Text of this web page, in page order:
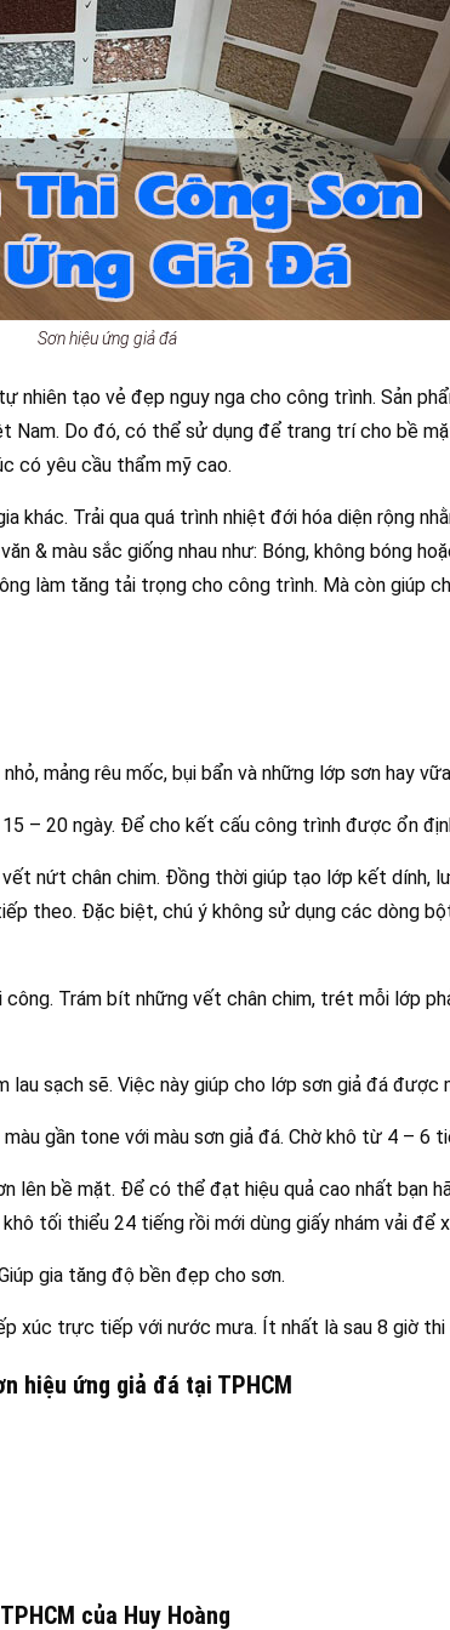
Sơn hiệu ứng giả đá
nhiên tạo vẻ đẹp nguy nga cho công trình. Sản
Nam. Do đó, có thể sử dụng để trang trí cho bề
có yêu cầu thẩm mỹ cao.
khác. Trải qua quá trình nhiệt đới hóa diện rộng
& màu sắc giống nhau như: Bóng, không bóng
làm tăng tải trọng cho công trình. Mà còn giúp
mảng rêu mốc, bụi bẩn và những lớp sơn hay
– 20 ngày. Để cho kết cấu công trình được ổn
nứt chân chim. Đồng thời giúp tạo lớp kết dính,
theo. Đặc biệt, chú ý không sử dụng các dòng
Trám bít những vết chân chim, trét mỗi lớp
lau sạch sẽ. Việc này giúp cho lớp sơn giả đá được
gần tone với màu sơn giả đá. Chờ khô từ 4 – 6
lên bề mặt. Để có thể đạt hiệu quả cao nhất bạn
tối thiểu 24 tiếng rồi mới dùng giấy nhám vải để
gia tăng độ bền đẹp cho sơn.
xúc trực tiếp với nước mưa. Ít nhất là sau 8 giờ thi
hiệu ứng giả đá tại TPHCM
của Huy Hoàng